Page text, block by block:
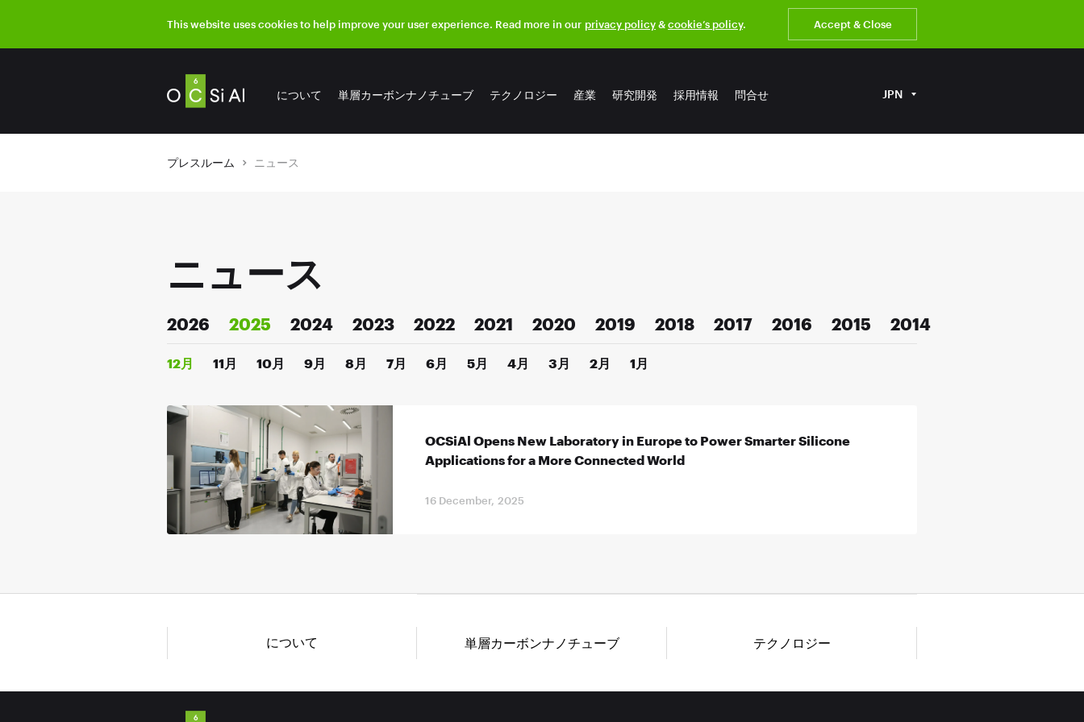
This website uses cookies to help improve your user experience. Read more in our privacy policy&cookie’s policy. Accept & Close
について 単層カーボンナノチューブ テクノロジー 産業 研究開発 採用情報 問合せ JPN
プレスルーム ニュース
ニュース
2026 2025 2024 2023 2022 2021 2020 2019 2018 2017 2016 2015 2014
12月 11月 10月 9月 8月 7月 6月 5月 4月 3月 2月 1月
OCSiAl Opens New Laboratory in Europe to Power Smarter Silicone
Applications for a More Connected World
16 December, 2025
について 単層カーボンナノチューブ テクノロジー